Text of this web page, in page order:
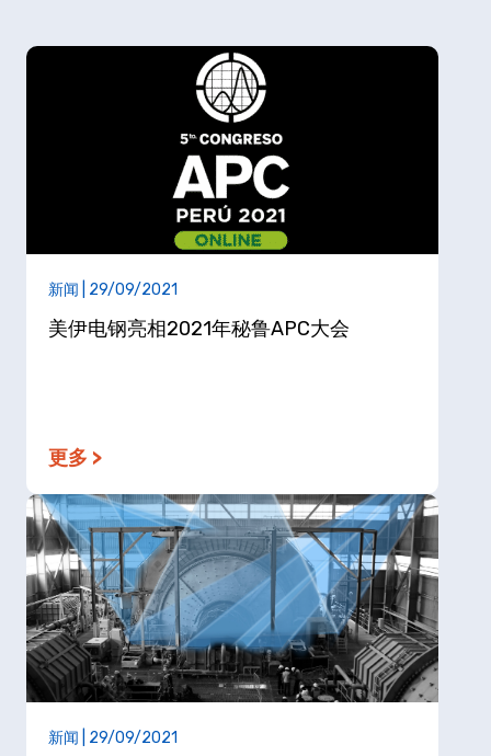
新闻 | 29/09/2021
美伊电钢亮相2021年秘鲁APC大会
更多 >
新闻 | 29/09/2021